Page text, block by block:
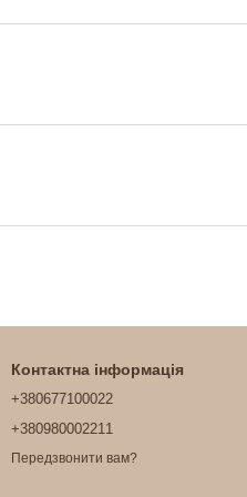
Контактна інформація
+380677100022
+380980002211
Передзвонити вам?